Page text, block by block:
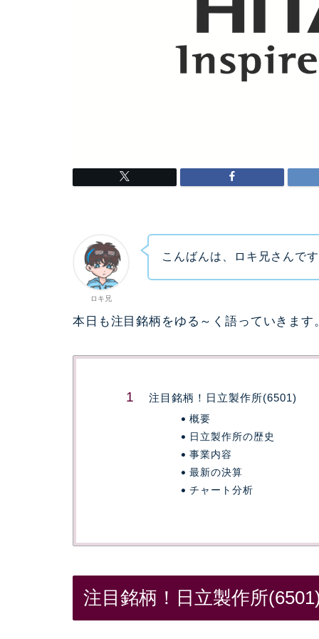
ロキ兄
こんばんは、ロキ兄さんで
本日も注目銘柄をゆる～く語っていきます
注目銘柄！日立製作所(6501)
概要
日立製作所の歴史
事業内容
最新の決算
チャート分析
注目銘柄！日立製作所